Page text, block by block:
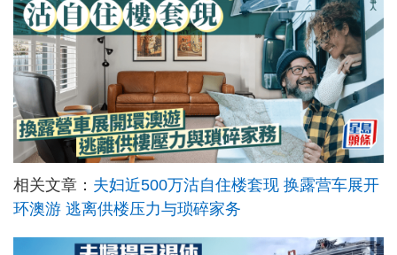
相关文章： 夫妇近500万沽自住楼套现 换露营车展开
环澳游 逃离供楼压力与琐碎家务